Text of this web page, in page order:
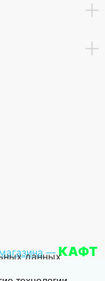
данных
—КАФТ